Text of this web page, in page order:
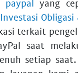
paypal yang
Obligasi
terkait
saat
setiap